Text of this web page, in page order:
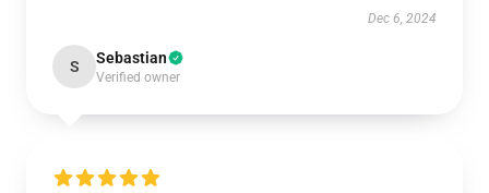
Dec 6, 2024
S Sebastian
Verified owner